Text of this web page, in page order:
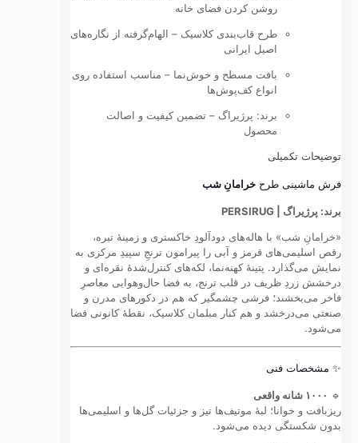
روشن کردن فضای خانه
طرح قاب‌بندی کلاسیک – الهام‌گرفته از نگاره‌های
اصیل ایرانی
بافت مسطح و خوش‌نما – مناسب استفاده روی
انواع کف‌پوش‌ها
برند: پرژیراگ – تضمین کیفیت و اصالت
محصول
توضیحات تکمیلی
فرش ماشینی طرح خرامانِ شب
برند: پرژیراگ | PERSIRUG
«خرامانِ شب» با هاله‌های دودآلودِ خاکستری و زمینهٔ تیره،
رقص اسلیمی‌های قرمز و آبی را پیرامون ترنجِ سپیدِ مرکزی به
نمایش می‌گذارد. پتینهٔ کهنه‌نما، لکه‌های کنترل‌شدهٔ نقره‌ای و
درخشش زردِ ظریف در قلب ترنج، به فضا حال‌وهوایی معاصرِ
فاخر می‌بخشند؛ فرشی چشمگیر که هم در دکورهای مدرن و
صنعتی می‌درخشد و هم کنار مبلمان کلاسیک، نقطهٔ کانونی فضا
می‌شود.
✨ مشخصات فنی
🔹 ۱۰۰۰ شانه واقعی
ریزبافت و خوانا؛ لبهٔ موتیف‌ها تیز و جزئیات گل‌ها و اسلیمی‌ها
بدون شکستگی دیده می‌شود.